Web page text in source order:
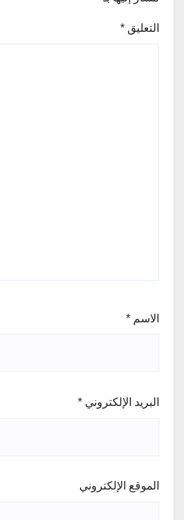
التعليق *
الاسم *
البريد الإلكتروني *
الموقع الإلكتروني